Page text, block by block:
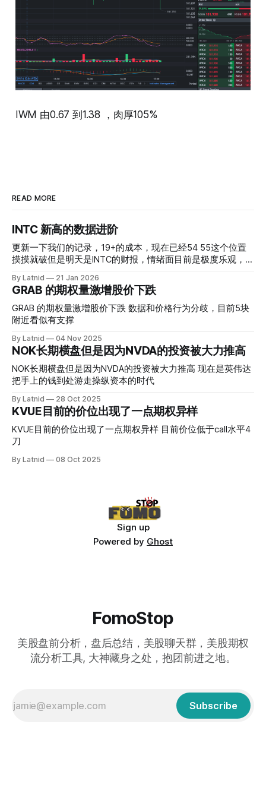
IWM 由0.67 到1.38 ，肉厚105%
READ MORE
INTC 新高的数据进阶
更新一下我们的记录，19+的成本，现在已经54 55这个位置
摸摸就破但是明天是INTC的财报，情绪面目前是极度乐观，反
是突破前的支撑CC感觉可以做，放远些, 因为18A的经验还未
真正得到普遍大众的关注，当然财报可以继续出新消息顶一下
压力位置。 数据在70驻扎 整体呈现 47 – 60 短期位置
By Latnid 21 Jan 2026
GRAB 的期权量激增股价下跌
GRAB 的期权量激增股价下跌 数据和价格行为分歧，目前5块
附近看似有支撑
By Latnid 04 Nov 2025
NOK长期横盘但是因为NVDA的投资被大力推高
NOK长期横盘但是因为NVDA的投资被大力推高 现在是英伟达
把手上的钱到处游走操纵资本的时代
By Latnid 28 Oct 2025
KVUE目前的价位出现了一点期权异样
KVUE目前的价位出现了一点期权异样 目前价位低于call水平4
刀
By Latnid 08 Oct 2025
Sign up
Powered by Ghost
FomoStop
美股盘前分析，盘后总结，美股聊天群，美股期权
流分析工具, 大神藏身之处，抱团前进之地。
Subscribe